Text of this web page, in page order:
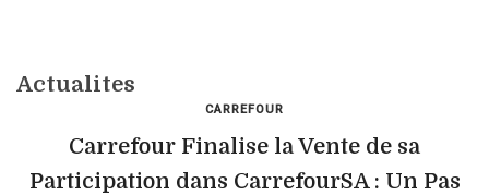
Actualites
CARREFOUR
Carrefour Finalise la Vente de sa
Participation dans CarrefourSA : Un Pas